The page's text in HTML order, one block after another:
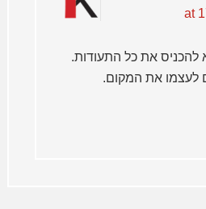
להכניס את כל התעודות.
לעצמו את המקום.